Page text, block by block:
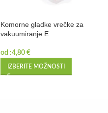
Komorne gladke vrečke za
vakuumiranje E
od :4,80 €
IZBERITE MOŽNOSTI